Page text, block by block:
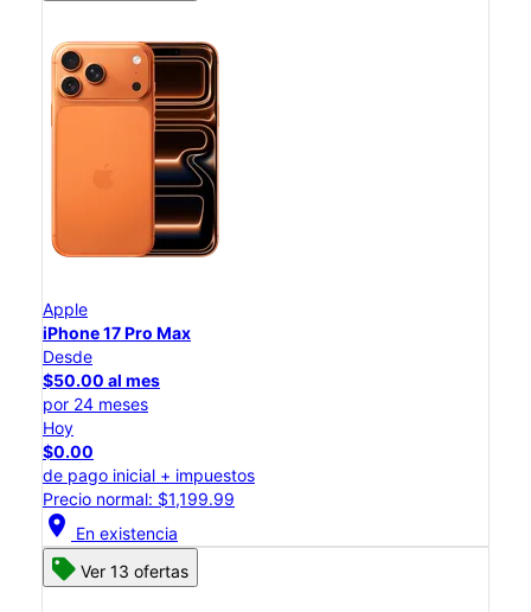
Apple
iPhone 17 Pro Max
Desde
$50.00 al mes
por 24 meses
Hoy
$0.00
de pago inicial + impuestos
Precio normal: $1,199.99
location_on En existencia
Ver 13 ofertas